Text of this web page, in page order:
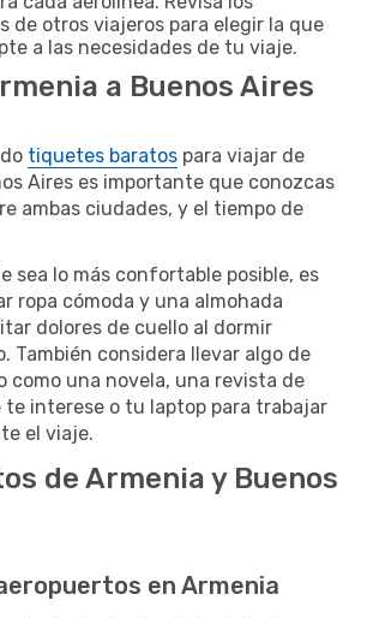
de otros viajeros para elegir la que
a las necesidades de tu viaje.
a Buenos Aires
tiquetes baratos para viajar de
Aires es importante que conozcas
ambas ciudades, y el tiempo de
sea lo más confortable posible, es
ropa cómoda y una almohada
dolores de cuello al dormir
También considera llevar algo de
como una novela, una revista de
te interese o tu laptop para trabajar
el viaje.
de Armenia y Buenos
en Armenia